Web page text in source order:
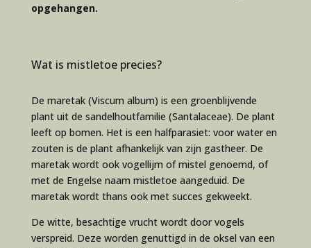
opgehangen.
Wat is mistletoe precies?
De maretak (Viscum album) is een groenblijvende
plant uit de sandelhoutfamilie (Santalaceae). De plant
leeft op bomen. Het is een halfparasiet: voor water en
zouten is de plant afhankelijk van zijn gastheer. De
maretak wordt ook vogellijm of mistel genoemd, of
met de Engelse naam mistletoe aangeduid. De
maretak wordt thans ook met succes gekweekt.
De witte, besachtige vrucht wordt door vogels
verspreid. Deze worden genuttigd in de oksel van een